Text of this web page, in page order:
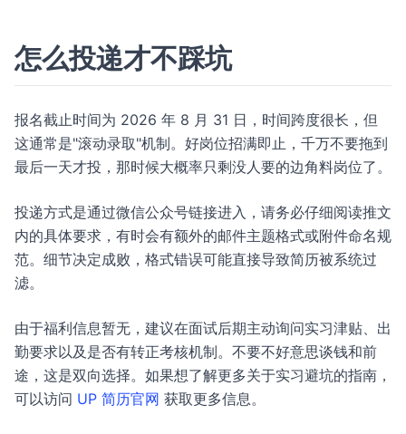
怎么投递才不踩坑
报名截止时间为 2026 年 8 月 31 日，时间跨度很长，但
这通常是"滚动录取"机制。好岗位招满即止，千万不要拖到
最后一天才投，那时候大概率只剩没人要的边角料岗位了。
投递方式是通过微信公众号链接进入，请务必仔细阅读推文
内的具体要求，有时会有额外的邮件主题格式或附件命名规
范。细节决定成败，格式错误可能直接导致简历被系统过
滤。
由于福利信息暂无，建议在面试后期主动询问实习津贴、出
勤要求以及是否有转正考核机制。不要不好意思谈钱和前
途，这是双向选择。如果想了解更多关于实习避坑的指南，
可以访问 UP 简历官网 获取更多信息。